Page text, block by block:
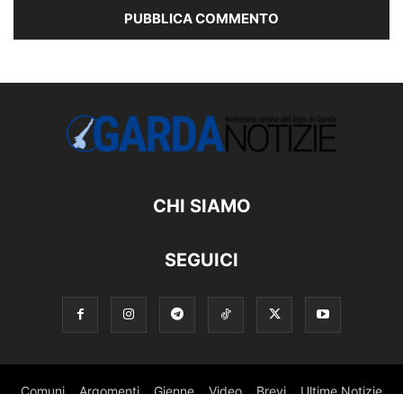
CHI SIAMO
SEGUICI